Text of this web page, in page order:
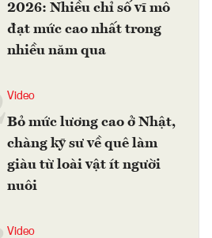
2026: Nhiều chỉ số vĩ mô
đạt mức cao nhất trong
nhiều năm qua
2Video
Bỏ mức lương cao ở Nhật,
chàng kỹ sư về quê làm
giàu từ loài vật ít người
nuôi
Video